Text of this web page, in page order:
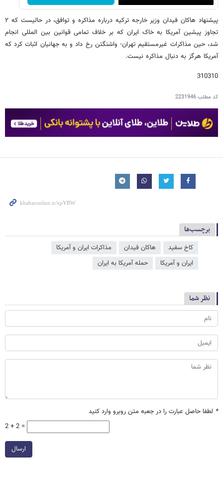
پیشنهاد هاکان فیدان وزیر خارجه ترکیه درباره مذاکره و توافق، در حالیست که ۲
تجاوز پیشین آمریکا به خاک ایران که بر خلاف تمامی قوانین بین المللی انجام
شد، حین مذاکرات غیرمستقیم تهران- واشنگتن رخ داد و به جهانیان اثبات کرد که
آمریکا هرگز به دنبال مذاکره نیست.
310310
کد مطلب2231946
برچسب‌ها
کاخ سفید هاکان فیدان
مذاکرات ایران و آمریکا
ایران و آمریکا
حمله آمریکا به ایران
نظر شما
* لطفا حاصل عبارت را در جعبه متن روبرو وارد کنید
2 + 2 =
ارسال